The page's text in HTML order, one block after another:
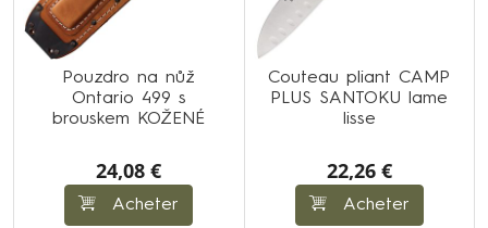
Pouzdro na nůž
Ontario 499 s
brouskem KOŽENÉ
24,08 €
Acheter
Couteau pliant CAMP
PLUS SANTOKU lame
lisse
22,26 €
Acheter